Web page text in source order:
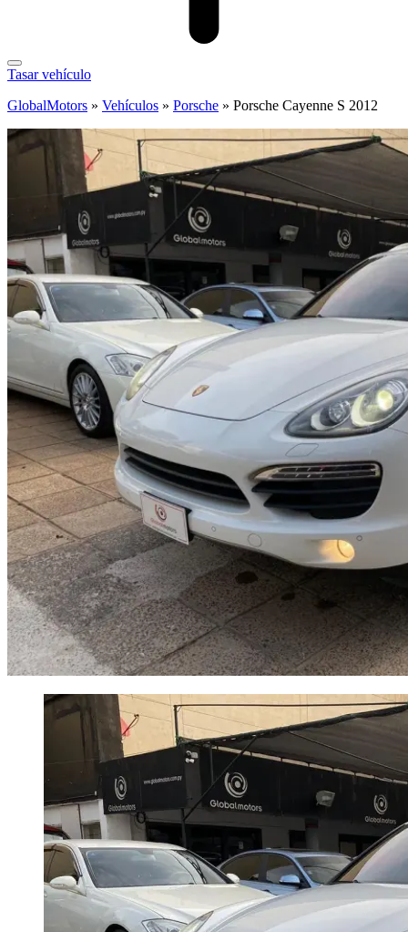
Tasar vehículo
GlobalMotors » Vehículos » Porsche » Porsche Cayenne S 2012